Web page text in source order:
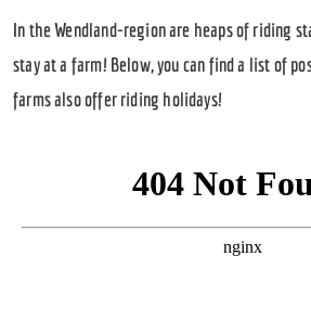
In the Wendland-region are heaps of riding
stay at a farm! Below, you can find a list of
farms also offer riding holidays!